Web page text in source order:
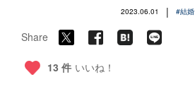
2023.06.01 | #結婚
Share
13 件 いいね！